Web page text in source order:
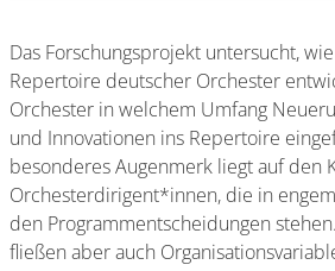
Das Forschungsprojekt untersucht,
Repertoire deutscher Orchester
Orchester in welchem Umfang
und Innovationen ins Repertoire
besonderes Augenmerk liegt auf den
Orchesterdirigent*innen, die in
den Programmentscheidungen
fließen aber auch